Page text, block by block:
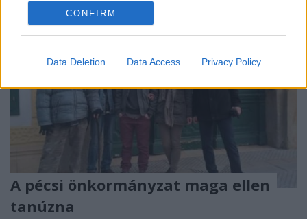
CONFIRM
Data Deletion Data Access Privacy Policy
A pécsi önkormányzat maga ellen
tanúzna